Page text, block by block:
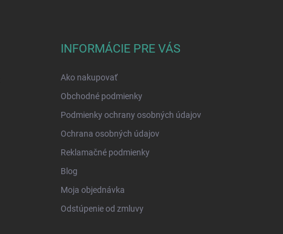
INFORMÁCIE PRE VÁS
Ako nakupovať
Obchodné podmienky
Podmienky ochrany osobných údajov
Ochrana osobných údajov
Reklamačné podmienky
Blog
Moja objednávka
Odstúpenie od zmluvy